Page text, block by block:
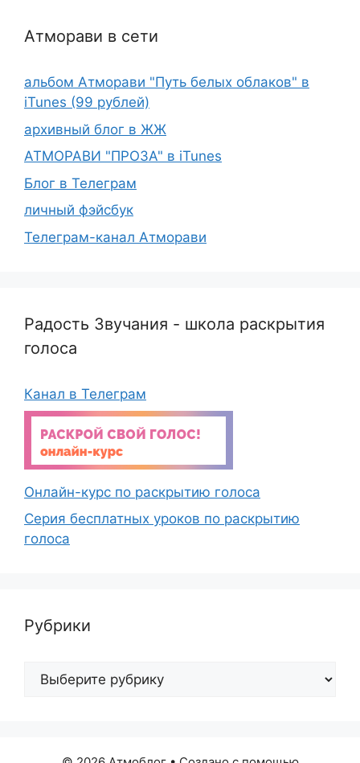
Атморави в сети
альбом Атморави "Путь белых облаков" в
iTunes (99 рублей)
архивный блог в ЖЖ
АТМОРАВИ "ПРОЗА" в iTunes
Блог в Телеграм
личный фэйсбук
Телеграм-канал Атморави
Радость Звучания - школа раскрытия
голоса
Канал в Телеграм
Онлайн-курс по раскрытию голоса
Серия бесплатных уроков по раскрытию
голоса
Рубрики
Рубрики